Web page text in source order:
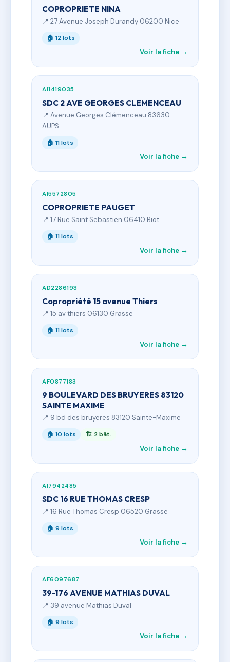
COPROPRIETE NINA
📍 27 Avenue Joseph Durandy 06200 Nice
🏠 12 lots
Voir la fiche →
AI1419035
SDC 2 AVE GEORGES CLEMENCEAU
📍 Avenue Georges Clémenceau 83630
AUPS
🏠 11 lots
Voir la fiche →
AI5572805
COPROPRIETE PAUGET
📍 17 Rue Saint Sebastien 06410 Biot
🏠 11 lots
Voir la fiche →
AD2286193
Copropriété 15 avenue Thiers
📍 15 av thiers 06130 Grasse
🏠 11 lots
Voir la fiche →
AF0877183
9 BOULEVARD DES BRUYERES 83120
SAINTE MAXIME
📍 9 bd des bruyeres 83120 Sainte-Maxime
🏠 10 lots 🏗 2 bât.
Voir la fiche →
AI7942485
SDC 16 RUE THOMAS CRESP
📍 16 Rue Thomas Cresp 06520 Grasse
🏠 9 lots
Voir la fiche →
AF6097687
39-176 AVENUE MATHIAS DUVAL
📍 39 avenue Mathias Duval
🏠 9 lots
Voir la fiche →